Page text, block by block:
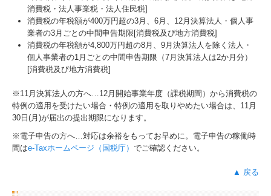
消費税・法人事業税・法人住民税]
消費税の年税額が400万円超の3月、6月、12月決算法人・個人事
業者の3月ごとの中間申告期限[消費税及び地方消費税]
消費税の年税額が4,800万円超の8月、9月決算法人を除く法人・
個人事業者の1月ごとの中間申告期限（7月決算法人は2か月分）
[消費税及び地方消費税]
※11月決算法人の方へ…12月開始事業年度（課税期間）から消費税の
特例の適用を受けたい場合・特例の適用を取りやめたい場合は、11月
30日(月)が届出の提出期限になります。
※電子申告の方へ…対応は余裕をもってお早めに。電子申告の稼働時
間はe-Taxホームページ（国税庁） でご確認ください。
▲ 戻る